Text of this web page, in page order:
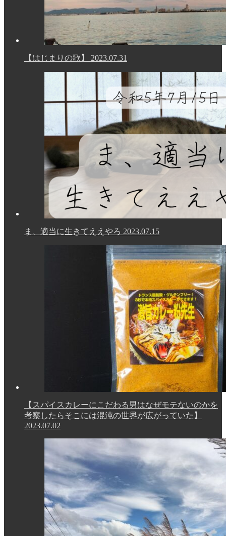
【はじまりの歌】 2023.07.31
ま、適当に生きてええやろ 2023.07.15
【スパイスカレーにこだわる男はなぜモテないのかを
考察したらそこには混沌の世界が広がっていた】
2023.07.02